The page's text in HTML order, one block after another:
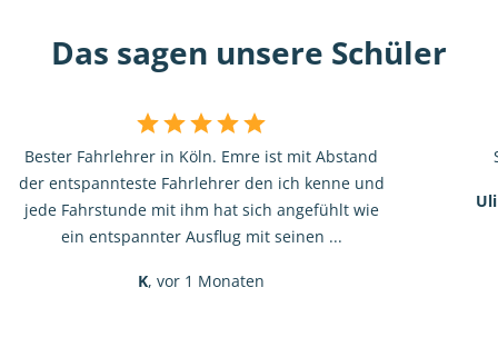
Das sagen unsere Schüler
Bester Fahrlehrer in Köln. Emre ist mit Abstand
der entspannteste Fahrlehrer den ich kenne und
jede Fahrstunde mit ihm hat sich angefühlt wie
ein entspannter Ausflug mit seinen ...
K, vor 1 Monaten